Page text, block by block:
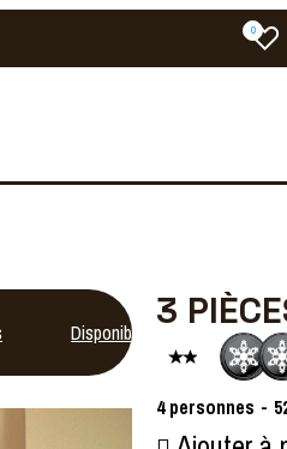
0
Disponibilités3
4 personnes